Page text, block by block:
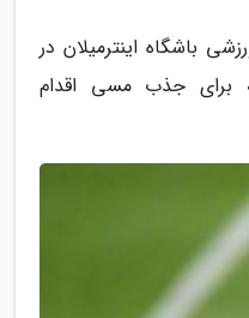
باشگاه اینترمیلان در
جذب مسی اقدام